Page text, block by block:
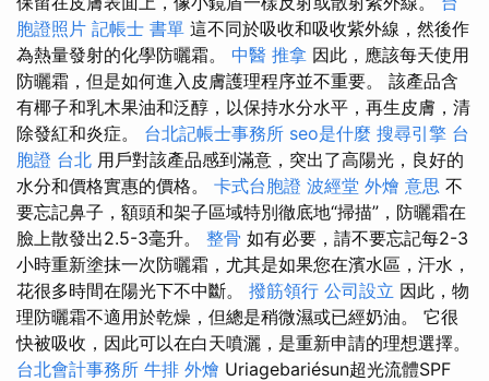
胞證照片 記帳士 書單 這不同於吸收和吸收紫外線，然後作
為熱量發射的化學防曬霜。 中醫 推拿 因此，應該每天使用
防曬霜，但是如何進入皮膚護理程序並不重要。 該產品含
有椰子和乳木果油和泛醇，以保持水分水平，再生皮膚，清
除發紅和炎症。 台北記帳士事務所 seo是什麼 搜尋引擎 台
胞證 台北 用戶對該產品感到滿意，突出了高陽光，良好的
水分和價格實惠的價格。 卡式台胞證 波經堂 外燴 意思 不
要忘記鼻子，額頭和架子區域特別徹底地“掃描”，防曬霜在
臉上散發出2.5-3毫升。 整骨 如有必要，請不要忘記每2-3
小時重新塗抹一次防曬霜，尤其是如果您在濱水區，汗水，
花很多時間在陽光下不中斷。 撥筋領行 公司設立 因此，物
理防曬霜不適用於乾燥，但總是稍微濕或已經奶油。 它很
快被吸收，因此可以在白天噴灑，是重新申請的理想選擇。
台北會計事務所 牛排 外燴 Uriagebariésun超光流體SPF